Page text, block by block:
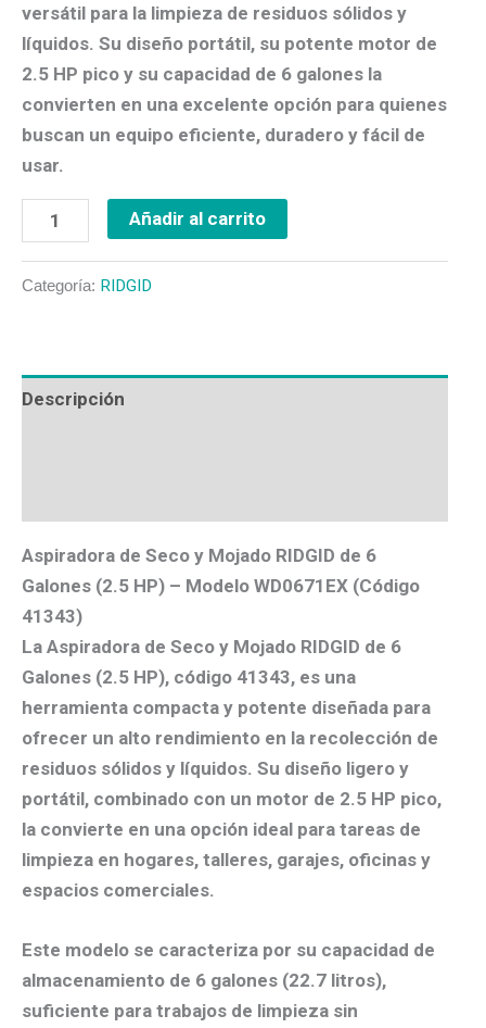
versátil para la limpieza de residuos sólidos y
líquidos. Su diseño portátil, su potente motor de
2.5 HP pico y su capacidad de 6 galones la
convierten en una excelente opción para quienes
buscan un equipo eficiente, duradero y fácil de
usar.
Añadir al carrito
Categoría: RIDGID
Descripción
Aspiradora de Seco y Mojado RIDGID de 6
Galones (2.5 HP) – Modelo WD0671EX (Código
41343)
La Aspiradora de Seco y Mojado RIDGID de 6
Galones (2.5 HP), código 41343, es una
herramienta compacta y potente diseñada para
ofrecer un alto rendimiento en la recolección de
residuos sólidos y líquidos. Su diseño ligero y
portátil, combinado con un motor de 2.5 HP pico,
la convierte en una opción ideal para tareas de
limpieza en hogares, talleres, garajes, oficinas y
espacios comerciales.
Este modelo se caracteriza por su capacidad de
almacenamiento de 6 galones (22.7 litros),
suficiente para trabajos de limpieza sin